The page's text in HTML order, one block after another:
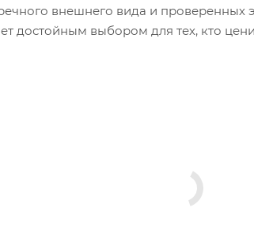
внешнего вида и проверенных
достойным выбором для тех, кто